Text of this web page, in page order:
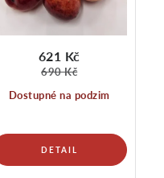
Dostupné na podzim
621 Kč
690 Kč